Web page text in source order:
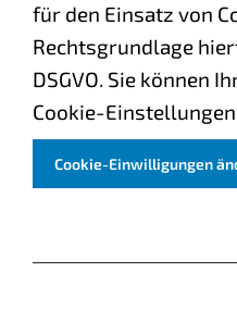
für den Einsatz von
Rechtsgrundlage
DSGVO. Sie können
Cookie-
Cookie-Einwilligungen